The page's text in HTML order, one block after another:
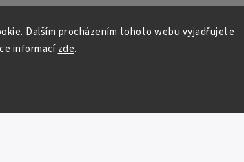
Dalším procházením tohoto webu vyjadřujete
informacízde.